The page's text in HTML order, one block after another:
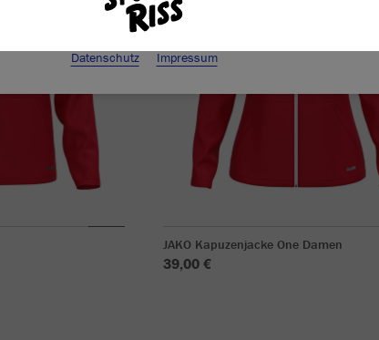
JAKO Kapuzenjacke One Damen
39,00 €
mehr Infos
Datenschutz Impressum